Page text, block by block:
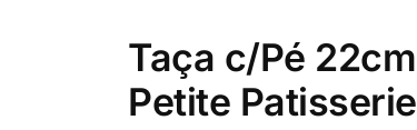
Taça c/Pé 22cm
Petite Patisserie